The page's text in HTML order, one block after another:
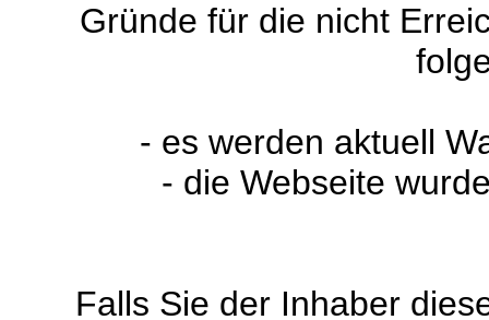
Gründe für die nicht
- es werden aktuell
- die Webseite
Falls Sie der Inhaber